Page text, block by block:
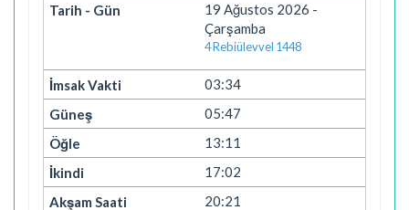
19 Ağustos 2026 -
Çarşamba
4 Rebiülevvel 1448
03:34
05:47
13:11
17:02
20:21